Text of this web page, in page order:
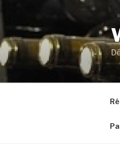
contenu
principal